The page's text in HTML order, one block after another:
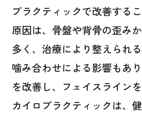
プラクティックで改善する
原因は、骨盤や背骨の歪み
多く、治療により整えられ
噛み合わせによる影響もあ
を改善し、フェイスライン
カイロプラクティックは、